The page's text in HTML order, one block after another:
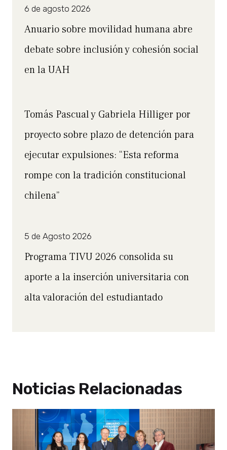
6 de agosto 2026
Anuario sobre movilidad humana abre
debate sobre inclusión y cohesión social
en la UAH
Tomás Pascual y Gabriela Hilliger por
proyecto sobre plazo de detención para
ejecutar expulsiones: “Esta reforma
rompe con la tradición constitucional
chilena”
5 de Agosto 2026
Programa TIVU 2026 consolida su
aporte a la inserción universitaria con
alta valoración del estudiantado
Noticias Relacionadas